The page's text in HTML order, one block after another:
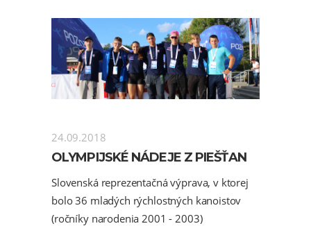
24.09.2018
OLYMPIJSKÉ NÁDEJE Z PIEŠŤAN
Slovenská reprezentačná výprava, v ktorej
bolo 36 mladých rýchlostných kanoistov
(ročníky narodenia 2001 - 2003)